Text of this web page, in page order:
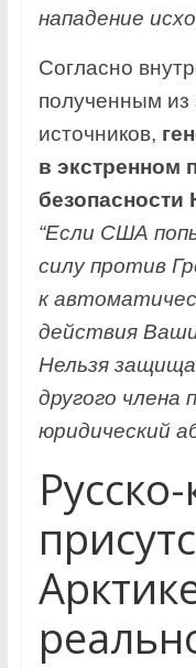
нападение
Согласно
полученным из
источников,
в экстренном
безопасности
“Если США
силу против
к
действия
Нельзя
другого
юридический